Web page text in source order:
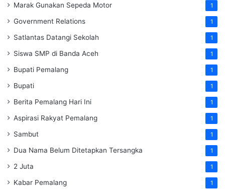
Marak Gunakan Sepeda Motor 1
Government Relations 1
Satlantas Datangi Sekolah 1
Siswa SMP di Banda Aceh 1
Bupati Pemalang 1
Bupati 1
Berita Pemalang Hari Ini 1
Aspirasi Rakyat Pemalang 1
Sambut 1
Dua Nama Belum Ditetapkan Tersangka 1
2 Juta 1
Kabar Pemalang 1